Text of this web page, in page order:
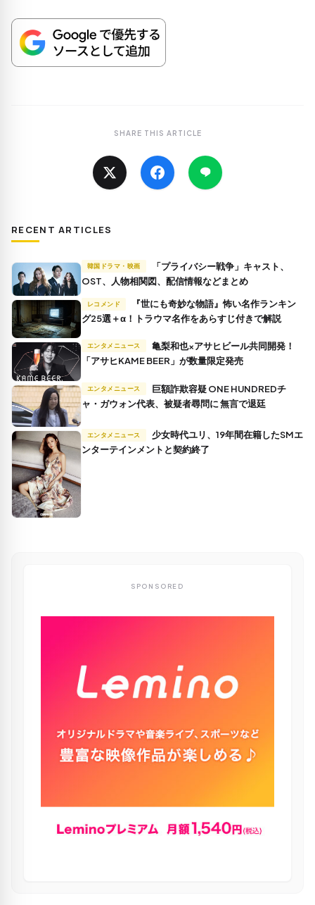
SHARE THIS ARTICLE
RECENT ARTICLES
韓国ドラマ・映画
OST、人物相関図、配信情報などまとめ
レコメンド
グ25選＋α！トラウマ名作をあらすじ付きで解説
エンタメニュース
「アサヒKAME BEER」が数量限定発売
エンタメニュース
ャ・ガウォン代表、被疑者尋問に 無言で退廷
エンタメニュース
ンターテインメントと契約終了
SPONSORED